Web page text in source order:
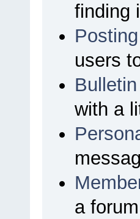
finding
Posting
users
with a
a